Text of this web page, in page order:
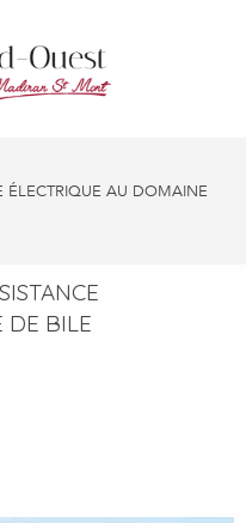
ÉLECTRIQUE AU DOMAINE
DE BILE